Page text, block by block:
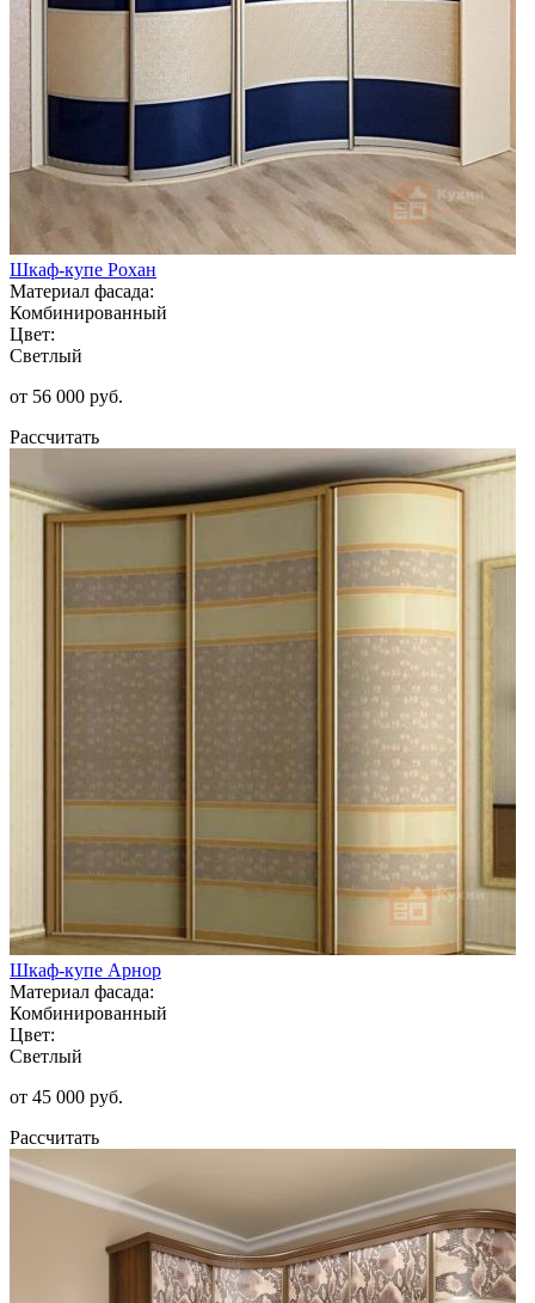
Шкаф-купе Рохан
Материал фасада:
Комбинированный
Цвет:
Светлый
от 56 000 руб.
Рассчитать
Шкаф-купе Арнор
Материал фасада:
Комбинированный
Цвет:
Светлый
от 45 000 руб.
Рассчитать